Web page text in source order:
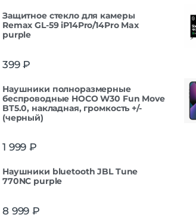
Защитнoe cтекло для камеры
Remax GL-59 iP14Pro/14Pro Max
purple
399₽
Наушники полноразмерные
беспроводные HOCO W30 Fun Move
BT5.0, накладная, громкость +/-
(черный)
1 999 ₽
Наушники bluetooth JBL Tune
770NC purple
8 999 ₽